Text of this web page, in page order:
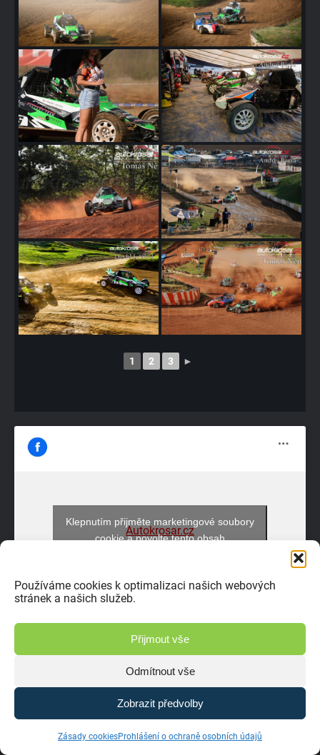
Používáme cookies k optimalizaci našich webových
stránek a našich služeb.
Přijmout vše
Odmítnout vše
Zobrazit předvolby
Zásady cookiesProhlášení o ochraně osobních údajů
1 2 3 ►
Autokrosar.cz
Klepnutím přijměte marketingové soubory
cookie a povolte tento obsah